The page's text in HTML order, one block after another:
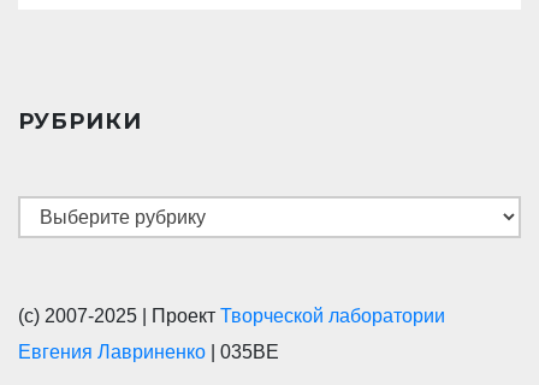
РУБРИКИ
Рубрики
(с) 2007-2025 | Проект Творческой лаборатории
Евгения Лавриненко | 035BE